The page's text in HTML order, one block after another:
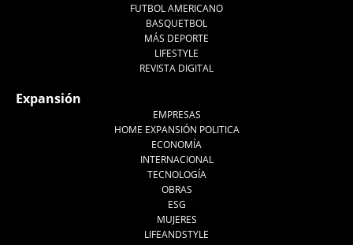
FUTBOL AMERICANO
BASQUETBOL
MÁS DEPORTE
LIFESTYLE
REVISTA DIGITAL
Expansión
EMPRESAS
HOME EXPANSIÓN POLITICA
ECONOMÍA
INTERNACIONAL
TECNOLOGÍA
OBRAS
ESG
MUJERES
LIFEANDSTYLE